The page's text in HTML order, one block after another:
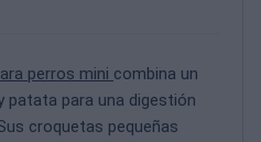
perros mini combina un
patata para una digestión
croquetas pequeñas